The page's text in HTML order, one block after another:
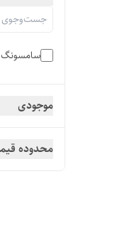
سامسونگ
موجودی
محدوده